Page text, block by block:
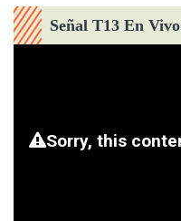
Señal T13 En Vivo